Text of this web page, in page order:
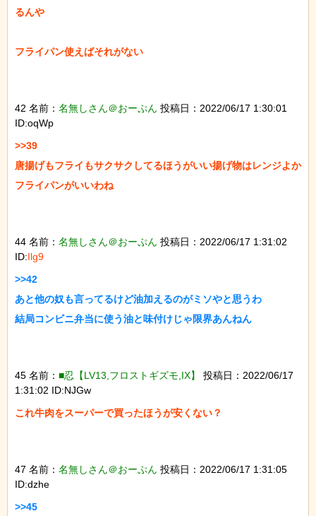
るんや
フライパン使えばそれがない
42 名前： 名無しさん＠おーぷん 投稿日：2022/06/17 1:30:01
ID:oqWp
>>39
唐揚げもフライもサクサクしてるほうがいい揚げ物はレンジよか
フライパンがいいわね
44 名前： 名無しさん＠おーぷん 投稿日：2022/06/17 1:31:02
ID:Ilg9
>>42
あと他の奴も言ってるけど油加えるのがミソやと思うわ
結局コンビニ弁当に使う油と味付けじゃ限界あんねん
45 名前： ■忍【LV13,フロストギズモ,IX】
投稿日：2022/06/17
1:31:02 ID:NJGw
これ牛肉をスーパーで買ったほうが安くない？
47 名前： 名無しさん＠おーぷん 投稿日：2022/06/17 1:31:05
ID:dzhe
>>45